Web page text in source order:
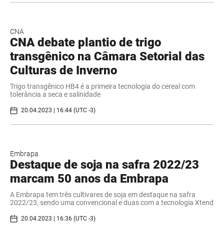
CNA
CNA debate plantio de trigo
transgênico na Câmara Setorial das
Culturas de Inverno
Trigo transgênico HB4 é a primeira tecnologia do cereal com
tolerância a seca e salinidade
20.04.2023 | 16:44 (UTC -3)
Embrapa
Destaque de soja na safra 2022/23
marcam 50 anos da Embrapa
A Embrapa tem três cultivares de soja em destaque na safra
2022/23, sendo uma convencional e duas com a tecnologia Xtend
20.04.2023 | 16:36 (UTC -3)